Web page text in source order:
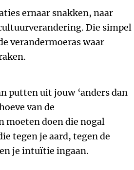
ernaar snakken, naar
Die simpel
verandermoeras waar
putten uit jouw ‘anders dan
van de
moeten doen die nogal
tegen je aard, tegen de
je intuïtie ingaan.